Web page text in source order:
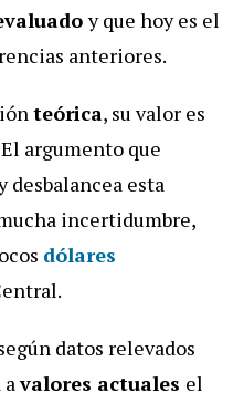
y que hoy es el
anteriores.
teórica, su valor es
argumento que
desbalancea esta
incertidumbre,
dólares
datos relevados
avalores actuales el